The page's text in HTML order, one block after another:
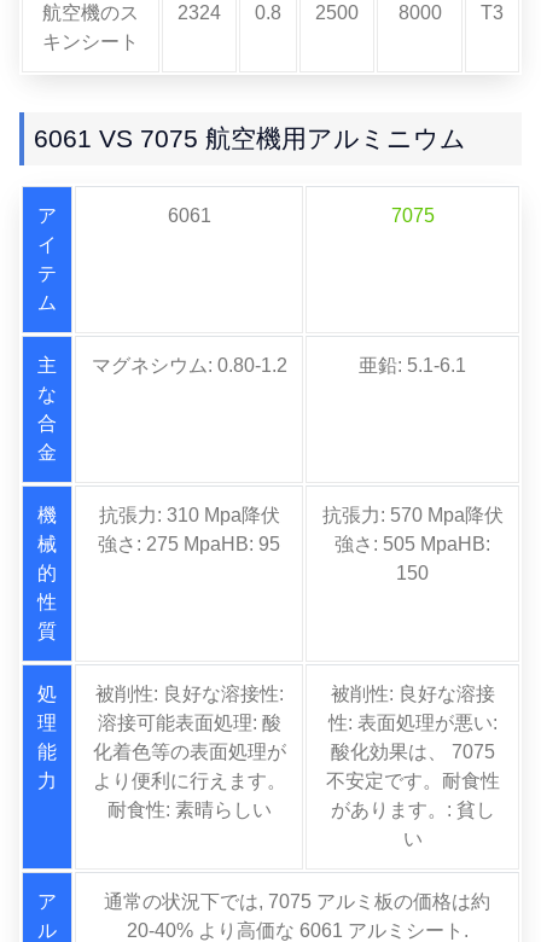
航空機のス
キンシート
2324 0.8 2500 8000 T3
6061 VS 7075 航空機用アルミニウム
ア
イ
テ
ム
6061 7075
主
な
合
金
マグネシウム: 0.80-1.2 亜鉛: 5.1-6.1
機
械
的
性
質
抗張力: 310 Mpa降伏
強さ: 275 MpaHB: 95
抗張力: 570 Mpa降伏
強さ: 505 MpaHB:
150
処
理
能
力
被削性: 良好な溶接性:
溶接可能表面処理: 酸
化着色等の表面処理が
より便利に行えます。
耐食性: 素晴らしい
被削性: 良好な溶接
性: 表面処理が悪い:
酸化効果は、 7075
不安定です。耐食性
があります。: 貧し
い
ア
ル
通常の状況下では, 7075 アルミ板の価格は約
20-40% より高価な 6061 アルミシート.